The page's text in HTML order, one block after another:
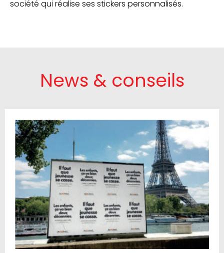
société qui réalise ses stickers personnalisés.
News & conseils